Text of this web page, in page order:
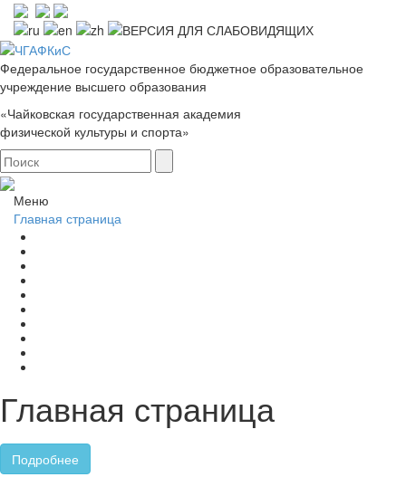
Федеральное государственное бюджетное образовательное
учреждение высшего образования
«Чайковская государственная академия
физической культуры и спорта»
Меню
Главная страница
Главная страница
Подробнее